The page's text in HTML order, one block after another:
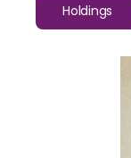
Holdings